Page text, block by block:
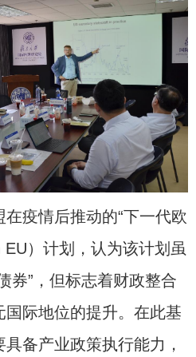
疫情后推动的“下一代欧
EU）计划，认为该计划虽
券”，但标志着财政整合
际地位的提升。在此基
备产业政策执行能力，